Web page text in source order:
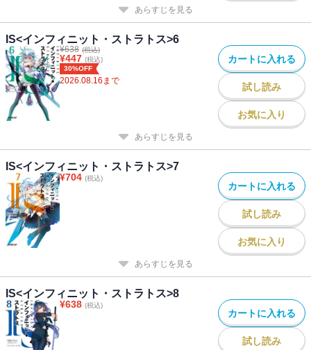
あらすじを見る
IS<インフィニット・ストラトス>6
¥638 (税込)
¥447 (税込)
30%OFF
2026.08.16 まで
カートに入れる
試し読み
お気に入り
あらすじを見る
IS<インフィニット・ストラトス>7
¥704 (税込)
カートに入れる
試し読み
お気に入り
あらすじを見る
IS<インフィニット・ストラトス>8
¥638 (税込)
カートに入れる
試し読み